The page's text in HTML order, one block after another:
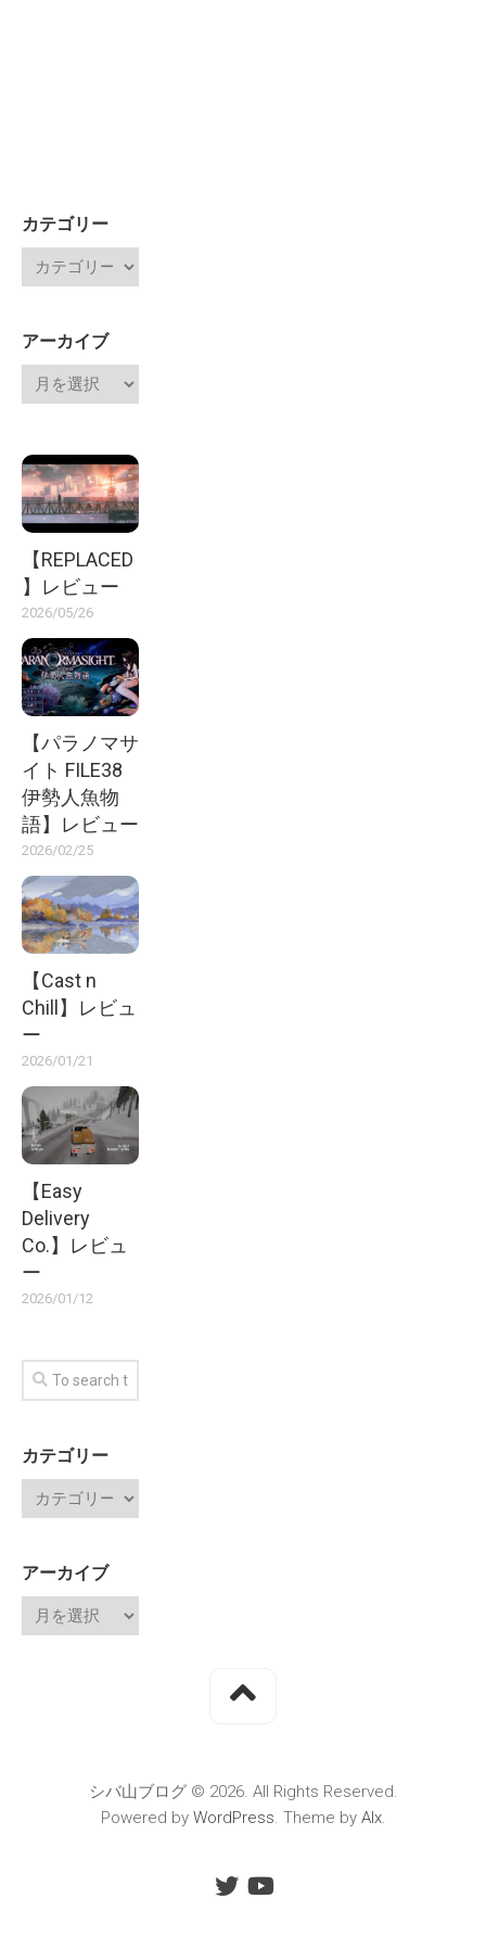
カテゴリー
アーカイブ
【REPLACED
】レビュー
2026/05/26
【パラノマサ
イト FILE38
伊勢人魚物
語】レビュー
2026/02/25
【Cast n
Chill】レビュ
ー
2026/01/21
【Easy
Delivery
Co.】レビュ
ー
2026/01/12
カテゴリー
アーカイブ
シバ山ブログ © 2026. All Rights Reserved.
Powered by WordPress. Theme by Alx.